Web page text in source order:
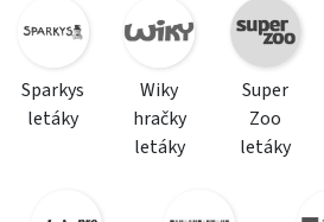
Sparkys
letáky
Wiky
hračky
letáky
Super
Zoo
letáky